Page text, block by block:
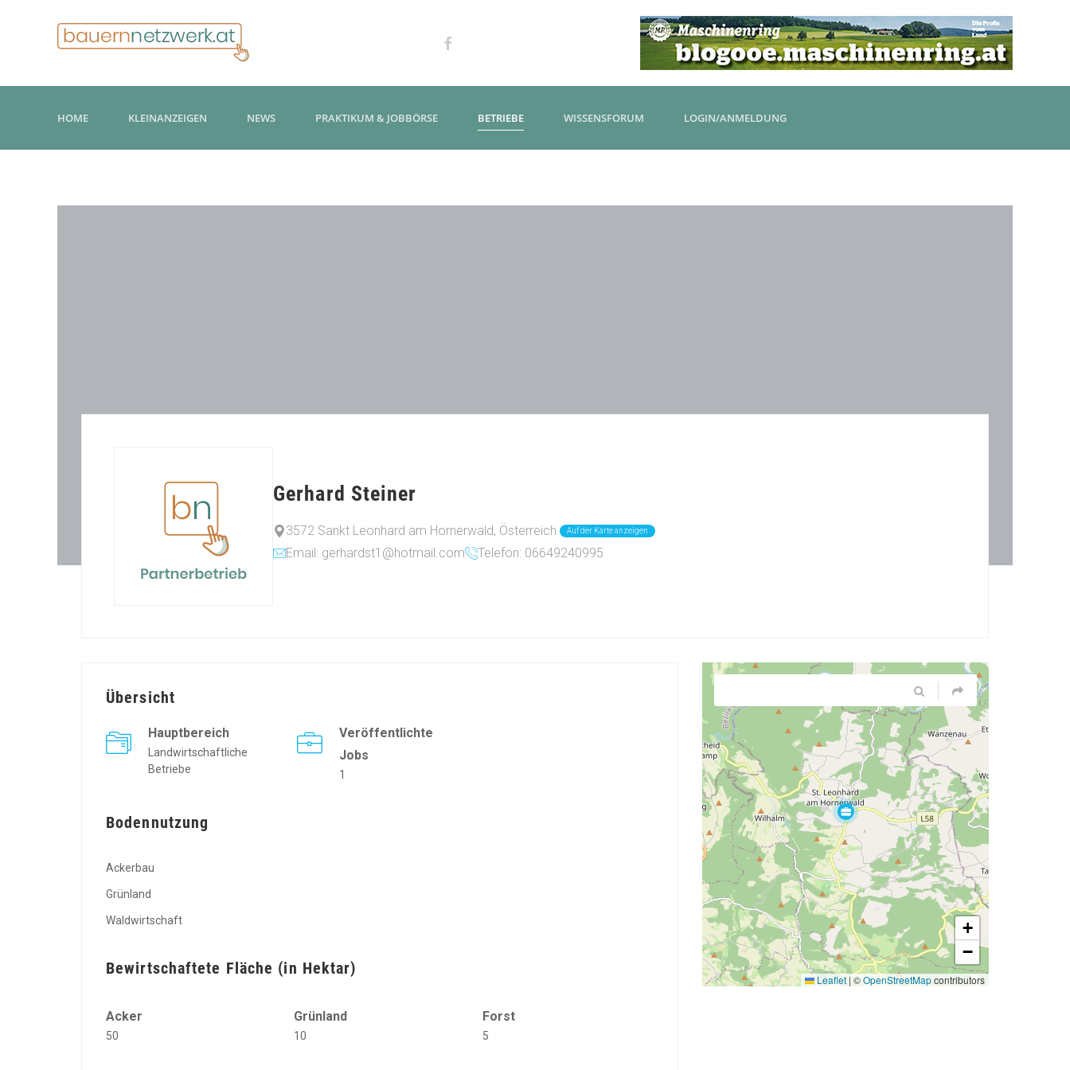
HOME KLEINANZEIGEN NEWS PRAKTIKUM & JOBBÖRSE BETRIEBE WISSENSFORUM LOGIN/ANMELDUNG
Gerhard Steiner
3572 Sankt Leonhard am Hornerwald, Österreich Auf der Karte anzeigen
Email: gerhardst1@hotmail.com Telefon: 06649240995
Übersicht
Hauptbereich
Landwirtschaftliche
Betriebe
Veröffentlichte
Jobs
1
Bodennutzung
Ackerbau
Grünland
Waldwirtschaft
Bewirtschaftete Fläche (in Hektar)
Acker
50
Grünland
10
Forst
5
+
−
Leaflet | ©OpenStreetMapcontributors